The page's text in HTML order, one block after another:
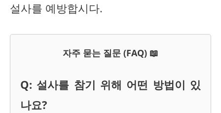
설사를 예방합시다.
자주 묻는 질문 (FAQ) 📖
Q: 설사를 참기 위해 어떤 방법이 있
나요?